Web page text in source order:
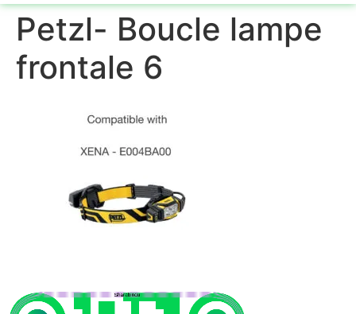
Petzl- Boucle lampe
frontale 6